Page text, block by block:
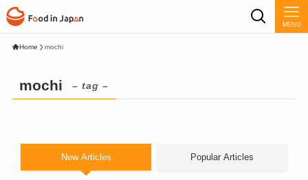
MENU
Home mochi
mochi – tag –
New Articles Popular Articles